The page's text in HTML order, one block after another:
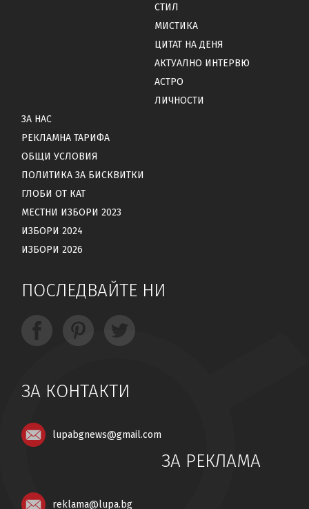
СТИЛ
МИСТИКА
ЦИТАТ НА ДЕНЯ
АКТУАЛНО ИНТЕРВЮ
АСТРО
ЛИЧНОСТИ
ЗА НАС
РЕКЛАМНА ТАРИФА
ОБЩИ УСЛОВИЯ
ПОЛИТИКА ЗА БИСКВИТКИ
ГЛОБИ ОТ КАТ
МЕСТНИ ИЗБОРИ 2023
ИЗБОРИ 2024
ИЗБОРИ 2026
ПОСЛЕДВАЙТЕ НИ
ЗА КОНТАКТИ
lupabgnews@gmail.com
ЗА РЕКЛАМА
reklama@lupa.bg